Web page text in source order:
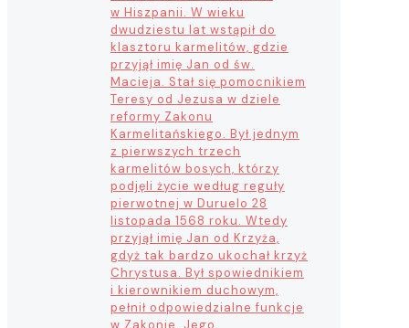
w Hiszpanii. W wieku
dwudziestu lat wstąpił do
klasztoru karmelitów, gdzie
przyjął imię Jan od św.
Macieja. Stał się pomocnikiem
Teresy od Jezusa w dziele
reformy Zakonu
Karmelitańskiego. Był jednym
z pierwszych trzech
karmelitów bosych, którzy
podjęli życie według reguły
pierwotnej w Duruelo 28
listopada 1568 roku. Wtedy
przyjął imię Jan od Krzyża,
gdyż tak bardzo ukochał krzyż
Chrystusa. Był spowiednikiem
i kierownikiem duchowym,
pełnił odpowiedzialne funkcje
w Zakonie. Jego